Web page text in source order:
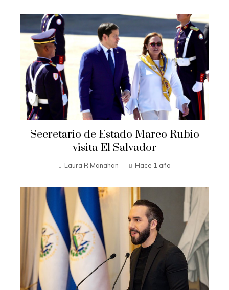
Secretario de Estado Marco Rubio
visita El Salvador
Laura R Manahan Hace 1 año